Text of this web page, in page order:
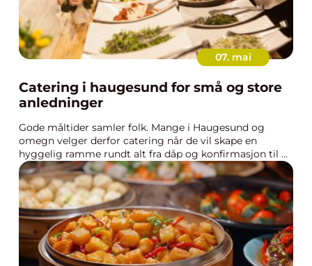
07. mai
Catering i haugesund for små og store
anledninger
Gode måltider samler folk. Mange i Haugesund og
omegn velger derfor catering når de vil skape en
hyggelig ramme rundt alt fra dåp og konfirmasjon til ...